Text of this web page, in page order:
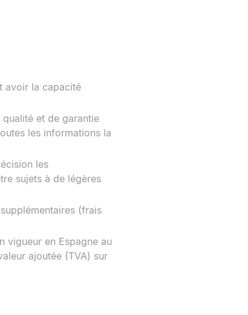
avoir la capacité
et de garantie
les informations la
les
sujets à de légères
(frais
vigueur en Espagne au
ajoutée (TVA) sur